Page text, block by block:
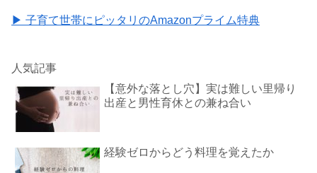
▶ 子育て世帯にピッタリのAmazonプライム特典
人気記事
【意外な落とし穴】実は難しい里帰り
出産と男性育休との兼ね合い
経験ゼロからどう料理を覚えたか